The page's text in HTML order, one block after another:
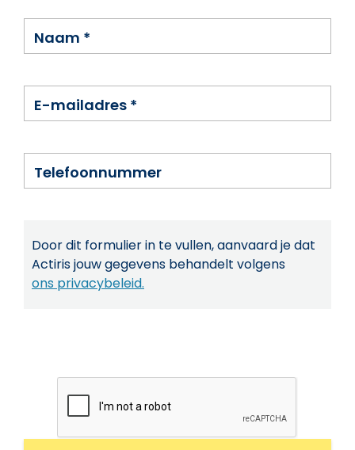
Naam *
E-mailadres *
Telefoonnummer
Door dit formulier in te vullen, aanvaard je dat
Actiris jouw gegevens behandelt volgens
ons privacybeleid.